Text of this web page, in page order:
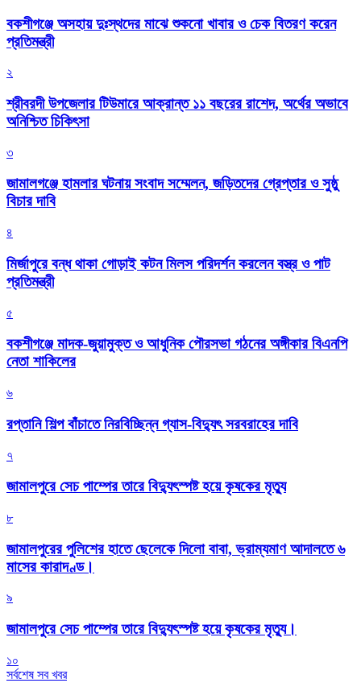
বকশীগঞ্জে অসহায় দুঃস্থদের মাঝে শুকনো খাবার ও চেক বিতরণ করেন
প্রতিমন্ত্রী
২
শ্রীবরদী উপজেলার টিউমারে আক্রান্ত ১১ বছরের রাশেদ, অর্থের অভাবে
অনিশ্চিত চিকিৎসা
৩
জামালগঞ্জে হামলার ঘটনায় সংবাদ সম্মেলন, জড়িতদের গ্রেপ্তার ও সুষ্ঠু
বিচার দাবি
৪
মির্জাপুরে বন্ধ থাকা গোড়াই কটন মিলস পরিদর্শন করলেন বস্ত্র ও পাট
প্রতিমন্ত্রী
৫
বকশীগঞ্জে মাদক-জুয়ামুক্ত ও আধুনিক পৌরসভা গঠনের অঙ্গীকার বিএনপি
নেতা শাকিলের
৬
রপ্তানি শিল্প বাঁচাতে নিরবিচ্ছিন্ন গ্যাস-বিদ্যুৎ সরবরাহের দাবি
৭
জামালপুরে সেচ পাম্পের তারে বিদ্যুৎস্পষ্ট হয়ে কৃষকের মৃত্যু
৮
জামালপুরের পুলিশের হাতে ছেলেকে দিলো বাবা, ভ্রাম্যমাণ আদালতে ৬
মাসের কারাদণ্ড।
৯
জামালপুরে সেচ পাম্পের তারে বিদ্যুৎস্পষ্ট হয়ে কৃষকের মৃত্যু।
১০
সর্বশেষ সব খবর